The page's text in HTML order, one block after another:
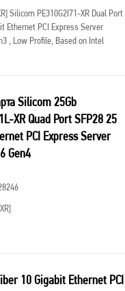
Silicom PE310G2I71-XR Dual Port
Ethernet PCI Express Server
, Low Profile, Based on Intel
Direct Attached Copper cable
Silicom 25Gb
XR Quad Port SFP28 25
PCI Express Server
Gen4
10 Gigabit Ethernet PCI